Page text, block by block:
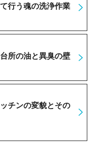
行う魂の洗浄作業
所の油と異臭の壁
チンの変貌とその